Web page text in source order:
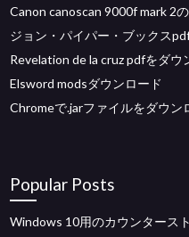
Canon canoscan 9000f mark 2
ジョン・パイパー・ブックス
Revelation de la cruz pdfをダウ
Elsword modsダウンロード
Chromeで.jarファイルをダウン
Popular Posts
Windows 10用のカウンタース